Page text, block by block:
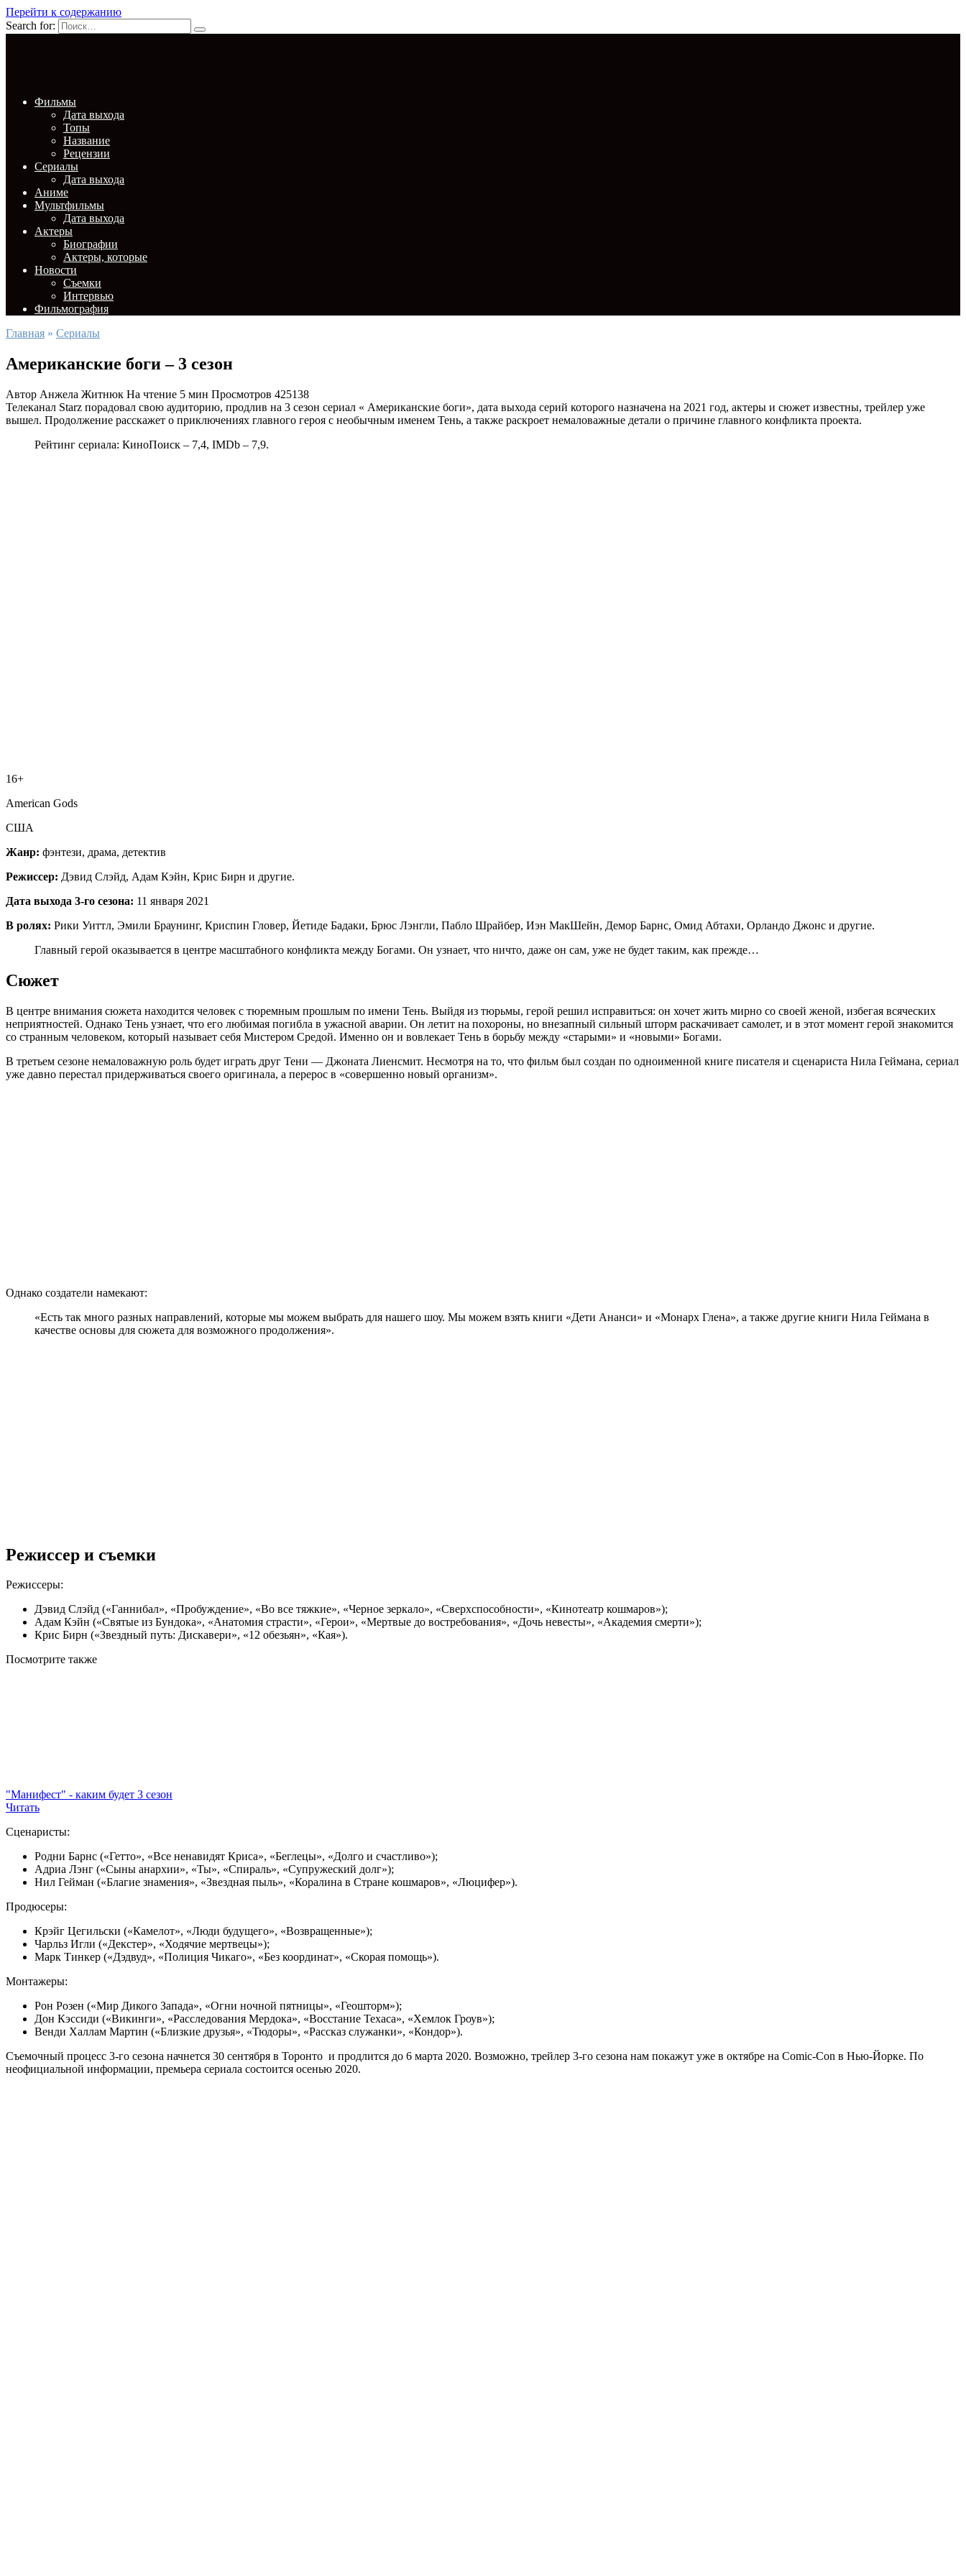
Перейти к содержанию
Search for:
Фильмы
Дата выхода
Топы
Название
Рецензии
Сериалы
Дата выхода
Аниме
Мультфильмы
Дата выхода
Актеры
Биографии
Актеры, которые
Новости
Съемки
Интервью
Фильмография
Главная » Сериалы
Американские боги – 3 сезон
Автор Анжела Житнюк На чтение 5 мин Просмотров 425138
Телеканал Starz порадовал свою аудиторию, продлив на 3 сезон сериал « Американские боги», дата выхода серий которого назначена на 2021 год, актеры и сюжет известны, трейлер уже
вышел. Продолжение расскажет о приключениях главного героя с необычным именем Тень, а также раскроет немаловажные детали о причине главного конфликта проекта.
Рейтинг сериала: КиноПоиск – 7,4, IMDb – 7,9.
16+
American Gods
США
Жанр: фэнтези, драма, детектив
Режиссер: Дэвид Слэйд, Адам Кэйн, Крис Бирн и другие.
Дата выхода 3-го сезона: 11 января 2021
В ролях: Рики Уиттл, Эмили Браунинг, Криспин Гловер, Йетиде Бадаки, Брюс Лэнгли, Пабло Шрайбер, Иэн МакШейн, Демор Барнс, Омид Абтахи, Орландо Джонс и другие.
Главный герой оказывается в центре масштабного конфликта между Богами. Он узнает, что ничто, даже он сам, уже не будет таким, как прежде…
Сюжет
В центре внимания сюжета находится человек с тюремным прошлым по имени Тень. Выйдя из тюрьмы, герой решил исправиться: он хочет жить мирно со своей женой, избегая всяческих
неприятностей. Однако Тень узнает, что его любимая погибла в ужасной аварии. Он летит на похороны, но внезапный сильный шторм раскачивает самолет, и в этот момент герой знакомится
со странным человеком, который называет себя Мистером Средой. Именно он и вовлекает Тень в борьбу между «старыми» и «новыми» Богами.
В третьем сезоне немаловажную роль будет играть друг Тени — Джоната Лиенсмит. Несмотря на то, что фильм был создан по одноименной книге писателя и сценариста Нила Геймана, сериал
уже давно перестал придерживаться своего оригинала, а перерос в «совершенно новый организм».
Однако создатели намекают:
«Есть так много разных направлений, которые мы можем выбрать для нашего шоу. Мы можем взять книги «Дети Ананси» и «Монарх Глена», а также другие книги Нила Геймана в
качестве основы для сюжета для возможного продолжения».
Режиссер и съемки
Режиссеры:
Дэвид Слэйд («Ганнибал», «Пробуждение», «Во все тяжкие», «Черное зеркало», «Сверхспособности», «Кинотеатр кошмаров»);
Адам Кэйн («Святые из Бундока», «Анатомия страсти», «Герои», «Мертвые до востребования», «Дочь невесты», «Академия смерти»);
Крис Бирн («Звездный путь: Дискавери», «12 обезьян», «Кая»).
Посмотрите также
"Манифест" - каким будет 3 сезон
Читать
Сценаристы:
Родни Барнс («Гетто», «Все ненавидят Криса», «Беглецы», «Долго и счастливо»);
Адриа Лэнг («Сыны анархии», «Ты», «Спираль», «Супружеский долг»);
Нил Гейман («Благие знамения», «Звездная пыль», «Коралина в Стране кошмаров», «Люцифер»).
Продюсеры:
Крэйг Цегильски («Камелот», «Люди будущего», «Возвращенные»);
Чарльз Игли («Декстер», «Ходячие мертвецы»);
Марк Тинкер («Дэдвуд», «Полиция Чикаго», «Без координат», «Скорая помощь»).
Монтажеры:
Рон Розен («Мир Дикого Запада», «Огни ночной пятницы», «Геошторм»);
Дон Кэссиди («Викинги», «Расследования Мердока», «Восстание Техаса», «Хемлок Гроув»);
Венди Халлам Мартин («Близкие друзья», «Тюдоры», «Рассказ служанки», «Кондор»).
Съемочный процесс 3-го сезона начнется 30 сентября в Торонто и продлится до 6 марта 2020. Возможно, трейлер 3-го сезона нам покажут уже в октябре на Comic-Con в Нью-Йорке. По
неофициальной информации, премьера сериала состоится осенью 2020.